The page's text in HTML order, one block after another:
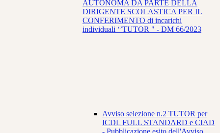
AUTONOMA DA PARTE DELLA
DIRIGENTE SCOLASTICA PER IL
CONFERIMENTO di incarichi
individuali ‘’TUTOR " - DM 66/2023
Avviso selezione n.2 TUTOR per
ICDL FULL STANDARD e CIAD